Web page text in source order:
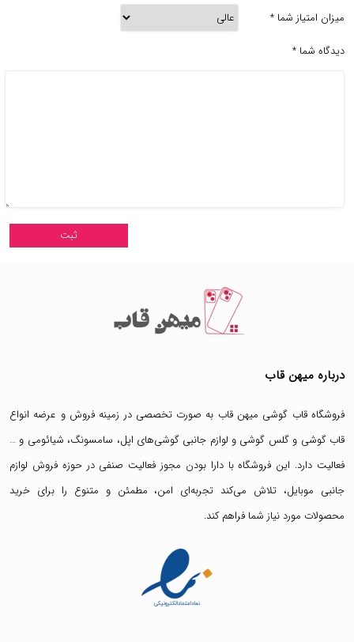
میزان امتیاز شما *
دیدگاه شما *
درباره میهن قاب
فروشگاه قاب گوشی میهن قاب به صورت تخصصی در زمینه فروش و عرضه انواع
قاب گوشی وگلس گوشی و لوازم جانبی گوشی‌های اپل، سامسونگ، شیائومی و …
فعالیت دارد. این فروشگاه با دارا بودن مجوز فعالیت صنفی در حوزه فروش لوازم
جانبی موبایل، تلاش می‌کند تجربه‌ای امن، مطمئن و متنوع را برای خرید
محصولات مورد نیاز شما فراهم کند.